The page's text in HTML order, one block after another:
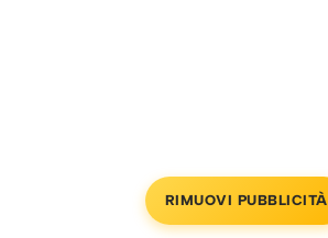
RIMUOVI PUBBLICITÀ